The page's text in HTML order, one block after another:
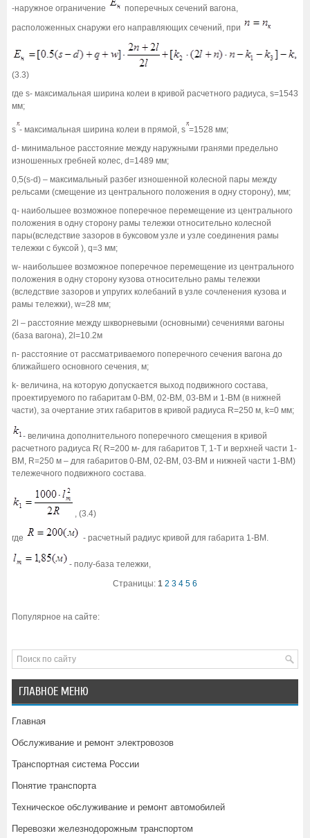
-наружное ограничение
поперечных сечений вагона,
расположенных снаружи его направляющих сечений, при
(3.3)
где s- максимальная ширина колеи в кривой расчетного радиуса, s=1543
мм;
s - максимальная ширина колеи в прямой, s =1528 мм;
d- минимальное расстояние между наружными гранями предельно
изношенных гребней колес, d=1489 мм;
0,5(s-d) – максимальный разбег изношенной колесной пары между
рельсами (смещение из центрального положения в одну сторону), мм;
q- наибольшее возможное поперечное перемещение из центрального
положения в одну сторону рамы тележки относительно колесной
пары(вследствие зазоров в буксовом узле и узле соединения рамы
тележки с буксой ), q=3 мм;
w- наибольшее возможное поперечное перемещение из центрального
положения в одну сторону кузова относительно рамы тележки
(вследствие зазоров и упругих колебаний в узле сочленения кузова и
рамы тележки), w=28 мм;
2l – расстояние между шкворневыми (основными) сечениями вагоны
(база вагона), 2l=10.2м
n- расстояние от рассматриваемого поперечного сечения вагона до
ближайшего основного сечения, м;
k- величина, на которую допускается выход подвижного состава,
проектируемого по габаритам 0-ВМ, 02-ВМ, 03-ВМ и 1-ВМ (в нижней
части), за очертание этих габаритов в кривой радиуса R=250 м, k=0 мм;
- величина дополнительного поперечного смещения в кривой
расчетного радиуса R( R=200 м- для габаритов Т, 1-Т и верхней части 1-
ВМ, R=250 м – для габаритов 0-ВМ, 02-ВМ, 03-ВМ и нижней части 1-ВМ)
тележечного подвижного состава.
, (3.4)
где - расчетный радиус кривой для габарита 1-ВМ.
- полу-база тележки,
Страницы: 1 2 3 4 5 6
Популярное на сайте:
ГЛАВНОЕ МЕНЮ
Главная
Обслуживание и ремонт электровозов
Транспортная система России
Понятие транспорта
Техническое обслуживание и ремонт автомобилей
Перевозки железнодорожным транспортом